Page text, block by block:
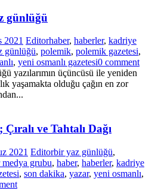
günlüğü
2021 Editorhaber, haberler, kadriye
günlüğü, polemik, polemik gazetesi,
, yeni osmanlı gazetesi0 comment
yazılarımın üçüncüsü ile yeniden
yaşamakta olduğu çağın en zor
ve Tahtalı Dağı
2021 Editorbir yaz günlüğü,
grubu, haber, haberler, kadriye
, son dakika, yazar, yeni osmanlı,